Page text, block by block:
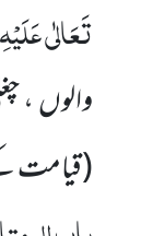
تَعَالٰی عَلَیْہِ
والوں ،